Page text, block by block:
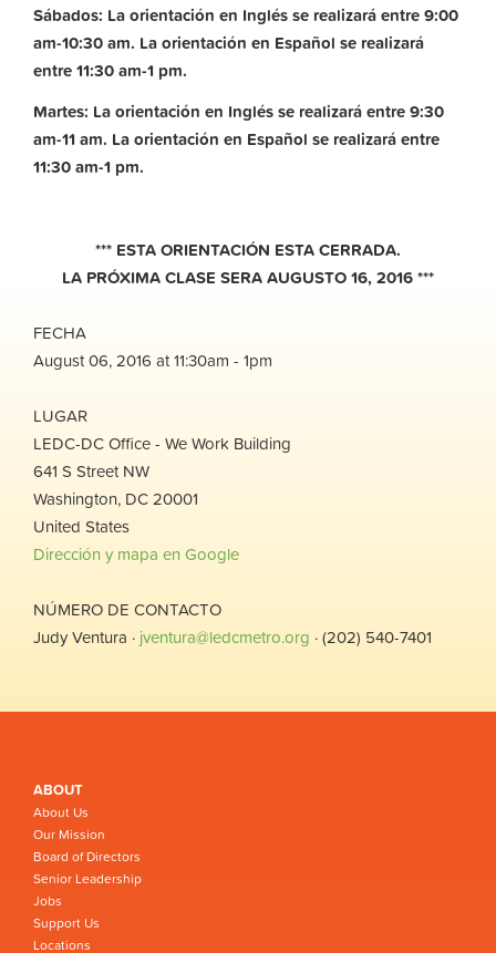
Sábados: La orientación en Inglés se realizará entre 9:00
am-10:30 am. La orientación en Español se realizará
entre 11:30 am-1 pm.
Martes: La orientación en Inglés se realizará entre 9:30
am-11 am. La orientación en Español se realizará entre
11:30 am-1 pm.
*** ESTA ORIENTACIÓN ESTA CERRADA.
LA PRÓXIMA CLASE SERA AUGUSTO 16, 2016 ***
FECHA
August 06, 2016 at 11:30am - 1pm
LUGAR
LEDC-DC Office - We Work Building
641 S Street NW
Washington, DC 20001
United States
Dirección y mapa en Google
NÚMERO DE CONTACTO
Judy Ventura · jventura@ledcmetro.org · (202) 540-7401
ABOUT
About Us
Our Mission
Board of Directors
Senior Leadership
Jobs
Support Us
Locations